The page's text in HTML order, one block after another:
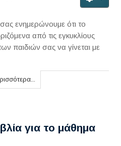
ενημερώνουμε ότι το
από τις εγκυκλίους
παιδιών σας να γίνεται με
για το μάθημα